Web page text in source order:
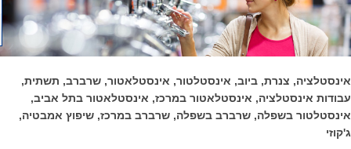
אינסטלציה, צנרת, ביוב, אינסטלטור, אינסטלאטור, שרברב, תשתית,
עבודות אינסטלציה, אינסטלאטור במרכז, אינסטלאטור בתל אביב,
אינסטלטור בשפלה, שרברב בשפלה, שרברב במרכז, שיפוץ אמבטיה,
ג'קוזי